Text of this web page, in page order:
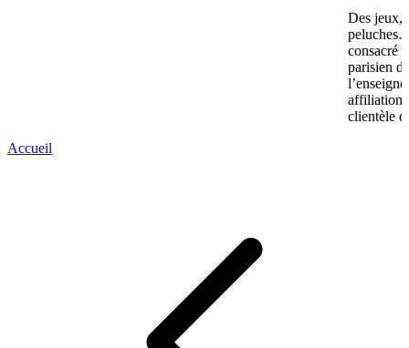
Des jeux,
consacré
parisien
affiliation)
clientèle
Accueil